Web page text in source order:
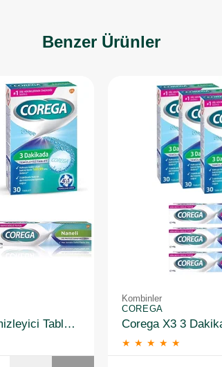
Benzer Ürünler
Corega Protez Temizleyici Tablet 30LU X2 + Protez Yapiştirici Ferahlatici 40 gr X2
Kombinler
COREGA
★ ★ ★ ★ ★